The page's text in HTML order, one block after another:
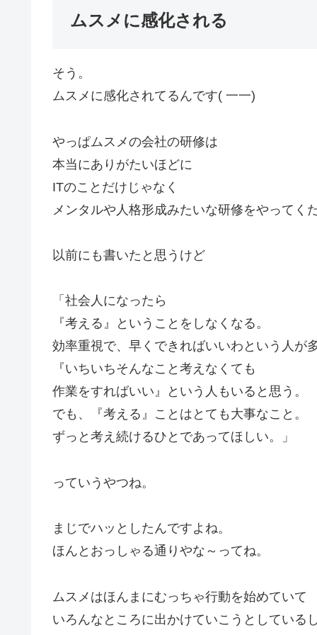
ムスメに感化される
そう。
ムスメに感化されてるんです( 一一)
やっぱムスメの会社の研修は
本当にありがたいほどに
ITのことだけじゃなく
メンタルや人格形成みたいな研修をやってく
以前にも書いたと思うけど
「社会人になったら
『考える』ということをしなくなる。
効率重視で、早くできればいいわという人が
『いちいちそんなこと考えなくても
作業をすればいい』という人もいると思う。
でも、『考える』ことはとても大事なこと。
ずっと考え続けるひとであってほしい。」
っていうやつね。
まじでハッとしたんですよね。
ほんとおっしゃる通りやな～ってね。
ムスメはほんまにむっちゃ行動を始めていて
いろんなところに出かけていこうとしているし